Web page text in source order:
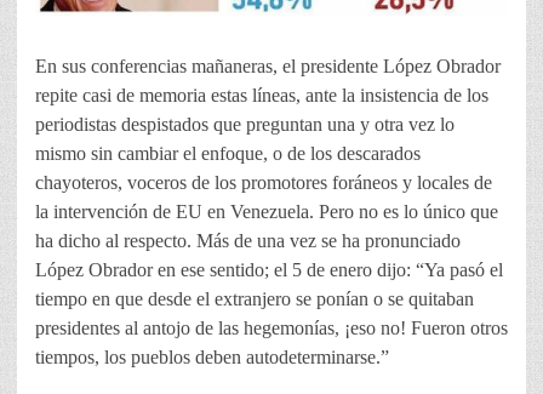
En sus conferencias mañaneras, el presidente López Obrador
repite casi de memoria estas líneas, ante la insistencia de los
periodistas despistados que preguntan una y otra vez lo
mismo sin cambiar el enfoque, o de los descarados
chayoteros, voceros de los promotores foráneos y locales de
la intervención de EU en Venezuela. Pero no es lo único que
ha dicho al respecto. Más de una vez se ha pronunciado
López Obrador en ese sentido; el 5 de enero dijo: “Ya pasó el
tiempo en que desde el extranjero se ponían o se quitaban
presidentes al antojo de las hegemonías, ¡eso no! Fueron otros
tiempos, los pueblos deben autodeterminarse.”